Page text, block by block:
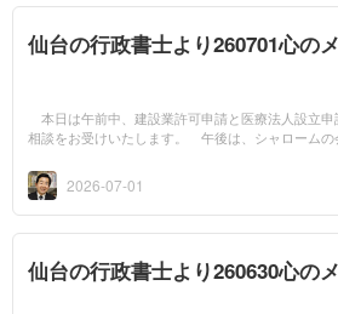
仙台の行政書士より260701心の
本日は午前中、建設業許可申請と医療法人設立
相談をお受けいたします。 午後は、シャロームの
ご紹介です。...
2026-07-01
仙台の行政書士より260630心の